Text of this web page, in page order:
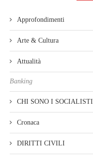
Approfondimenti
Arte & Cultura
Attualità
Banking
CHI SONO I SOCIALISTI
Cronaca
DIRITTI CIVILI